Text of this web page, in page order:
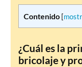
Contenido [
¿Cuál es la
bricolaje y